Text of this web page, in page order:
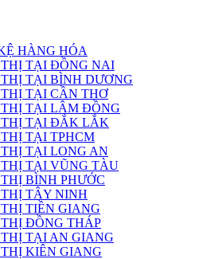
HÀNG HÓA
THỊ TẠI ĐỒNG NAI
TẠI BÌNH DƯƠNG
TẠI CẦN THƠ
THỊ TẠI LÂM ĐỒNG
THỊ TẠI ĐẮK LẮK
TẠI TPHCM
TẠI LONG AN
TẠI VŨNG TÀU
BÌNH PHƯỚC
TÂY NINH
TIỀN GIANG
ĐỒNG THÁP
TẠI AN GIANG
KIÊN GIANG